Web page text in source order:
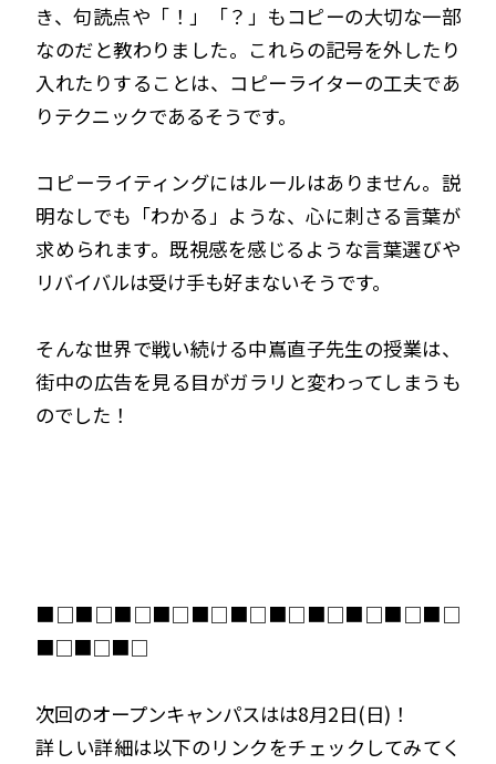
き、句読点や「！」「？」もコピーの大切な一部
なのだと教わりました。これらの記号を外したり
入れたりすることは、コピーライターの工夫であ
りテクニックであるそうです。
コピーライティングにはルールはありません。説
明なしでも「わかる」ような、心に刺さる言葉が
求められます。既視感を感じるような言葉選びや
リバイバルは受け手も好まないそうです。
そんな世界で戦い続ける中嶌直子先生の授業は、
街中の広告を見る目がガラリと変わってしまうも
のでした！
■□■□■□■□■□■□■□■□■□■□■□
■□■□■□
次回のオープンキャンパスはは8月2日(日)！
詳しい詳細は以下のリンクをチェックしてみてく